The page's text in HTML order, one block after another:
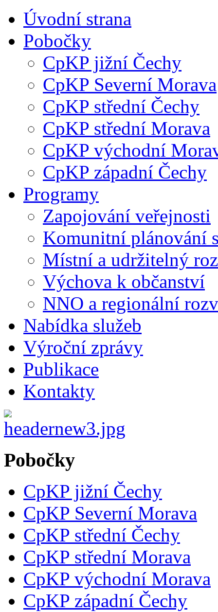
Úvodní strana
Pobočky
CpKP jižní Čechy
CpKP Severní Morava
CpKP střední Čechy
CpKP střední Morava
CpKP východní
CpKP západní Čechy
Programy
Zapojování veřejnosti
Komunitní plánování
Místní a udržitelný
Výchova k občanství
NNO a regionální
Nabídka služeb
Výroční zprávy
Publikace
Kontakty
Pobočky
CpKP jižní Čechy
CpKP Severní Morava
CpKP střední Čechy
CpKP střední Morava
CpKP východní Morava
CpKP západní Čechy